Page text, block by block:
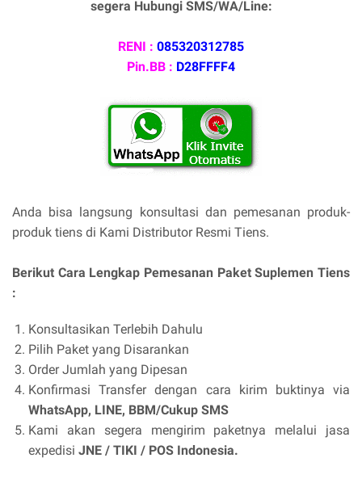
segera Hubungi SMS/WA/Line:
RENI : 085320312785
Pin.BB : D28FFFF4
Anda bisa langsung konsultasi dan pemesanan produk-
produk tiens di Kami Distributor Resmi Tiens.
Berikut Cara Lengkap Pemesanan Paket Suplemen Tiens
:
Konsultasikan Terlebih Dahulu
Pilih Paket yang Disarankan
Order Jumlah yang Dipesan
Konfirmasi Transfer dengan cara kirim buktinya via
WhatsApp, LINE, BBM/Cukup SMS
Kami akan segera mengirim paketnya melalui jasa
expedisi JNE / TIKI / POS Indonesia.